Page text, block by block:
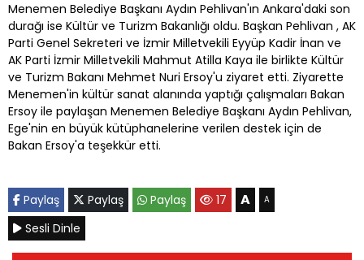
Menemen Belediye Başkanı Aydın Pehlivan'ın Ankara'daki son
durağı ise Kültür ve Turizm Bakanlığı oldu. Başkan Pehlivan , AK
Parti Genel Sekreteri ve İzmir Milletvekili Eyyüp Kadir İnan ve
AK Parti İzmir Milletvekili Mahmut Atilla Kaya ile birlikte Kültür
ve Turizm Bakanı Mehmet Nuri Ersoy'u ziyaret etti. Ziyarette
Menemen'in kültür sanat alanında yaptığı çalışmaları Bakan
Ersoy ile paylaşan Menemen Belediye Başkanı Aydın Pehlivan,
Ege'nin en büyük kütüphanelerine verilen destek için de
Bakan Ersoy'a teşekkür etti.
Paylaş Paylaş Paylaş 17 A A
Sesli Dinle